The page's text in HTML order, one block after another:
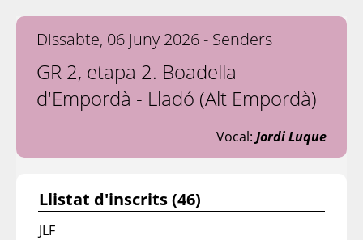
Dissabte, 06 juny 2026 - Senders
GR 2, etapa 2. Boadella
d'Empordà - Lladó (Alt Empordà)
Vocal: Jordi Luque
Llistat d'inscrits (46)
JLF